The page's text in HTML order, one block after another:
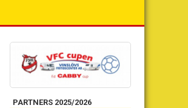
PARTNERS 2025/2026